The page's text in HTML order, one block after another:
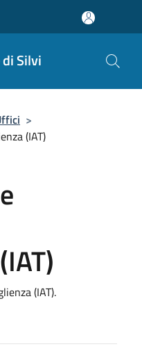
Silvi
>
(IAT)
(IAT).